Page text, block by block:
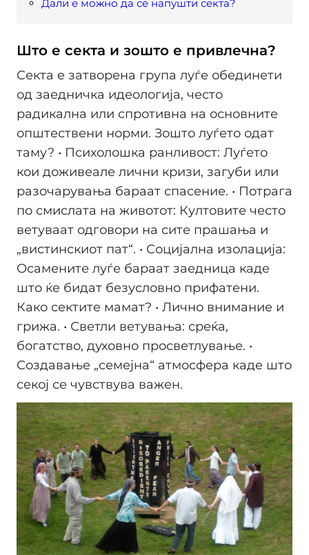
Дали е можно да се напушти секта?
Што е секта и зошто е привлечна?
Секта е затворена група луѓе обединети
од заедничка идеологија, често
радикална или спротивна на основните
општествени норми. Зошто луѓето одат
таму? • Психолошка ранливост: Луѓето
кои доживеале лични кризи, загуби или
разочарувања бараат спасение. • Потрага
по смислата на животот: Култовите често
ветуваат одговори на сите прашања и
„вистинскиот пат“. • Социјална изолација:
Осамените луѓе бараат заедница каде
што ќе бидат безусловно прифатени.
Како сектите мамат? • Лично внимание и
грижа. • Светли ветувања: среќа,
богатство, духовно просветлување. •
Создавање „семејна“ атмосфера каде што
секој се чувствува важен.